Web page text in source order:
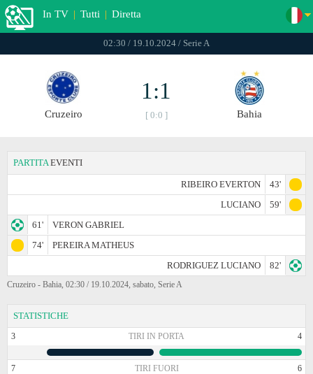
In TV | Tutti | Diretta
02:30 / 19.10.2024 / Serie A
Cruzeiro
1:1
[ 0:0 ] Bahia
PARTITA EVENTI
RIBEIRO EVERTON
43'
LUCIANO
59'
61'
VERON GABRIEL
74'
PEREIRA MATHEUS
RODRIGUEZ LUCIANO
82'
Cruzeiro - Bahia, 02:30 / 19.10.2024, sabato, Serie A
STATISTICHE
3 TIRI IN PORTA 4
7 TIRI FUORI 6